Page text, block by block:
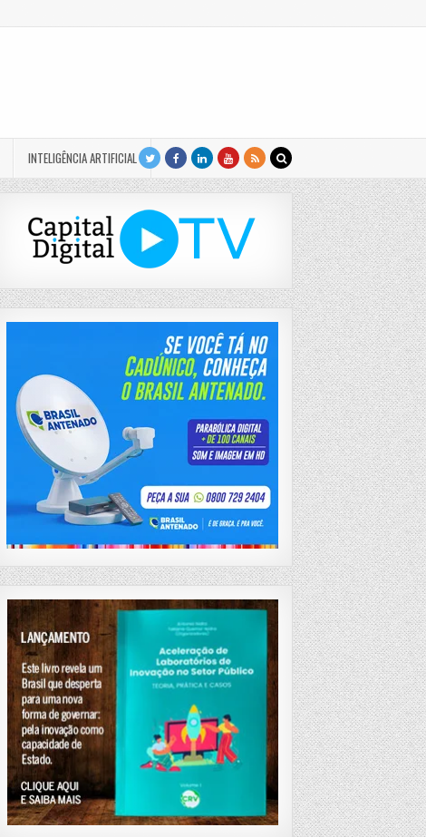
INTELIGÊNCIA ARTIFICIAL